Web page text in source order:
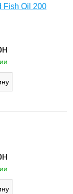
Fish Oil 200